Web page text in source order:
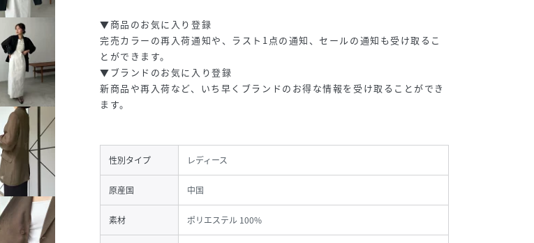
▼商品のお気に入り登録
完売カラーの再入荷通知や、ラスト1点の通知、セールの通知も受け取るこ
とができます。
▼ブランドのお気に入り登録
新商品や再入荷など、いち早くブランドのお得な情報を受け取ることができ
ます。
性別タイプ レディース
原産国 中国
素材 ポリエステル 100%